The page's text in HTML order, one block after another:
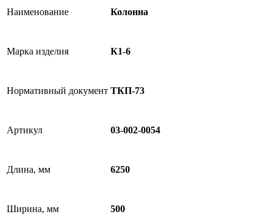
Наименование Колонна
Марка изделия К1-6
Нормативный документ ТКП-73
Артикул 03-002-0054
Длина, мм 6250
Ширина, мм 500